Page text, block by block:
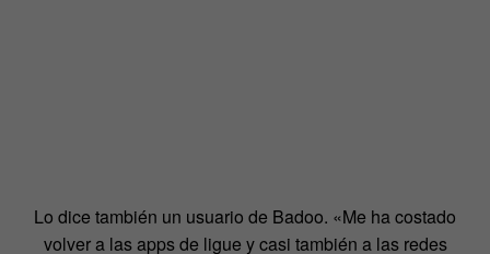
Lo dice también un usuario de Badoo. «Me ha costado
volver a las apps de ligue y casi también a las redes